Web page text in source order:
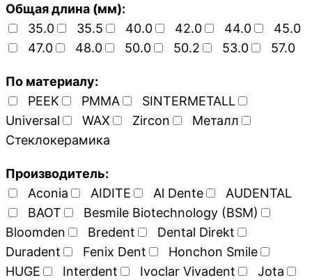
Общая длина (мм):
35.0
35.5 40.0 42.0 44.0
45.0
47.0
48.0 50.0 50.2 53.0 57.0
По материалу:
PEEK
PMMA
SINTERMETALL
Universal
WAX Zircon
Металл
Стеклокерамика
Производитель:
Aconia
AIDITE Al Dente
AUDENTAL
BAOT
Besmile Biotechnology (BSM)
Bloomden
Bredent
Dental Direkt
Duradent
Fenix Dent
Honchon Smile
HUGE
Interdent Ivoclar Vivadent
Jota